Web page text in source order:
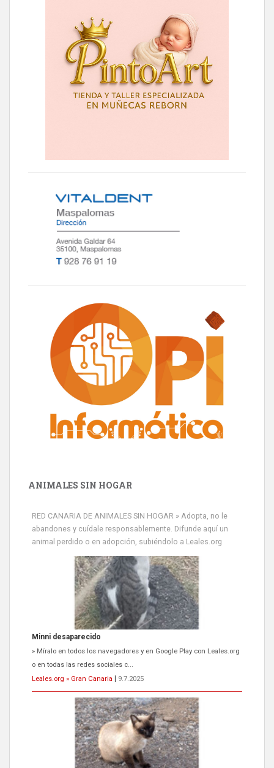
ANIMALES SIN HOGAR
RED CANARIA DE ANIMALES SIN HOGAR » Adopta, no le
abandones y cuídale responsablemente. Difunde aquí un
animal perdido o en adopción, subiéndolo a Leales.org
Minni desaparecido
» Míralo en todos los navegadores y en Google Play con Leales.org
o en todas las redes sociales c...
Leales.org » Gran Canaria
9.7.2025